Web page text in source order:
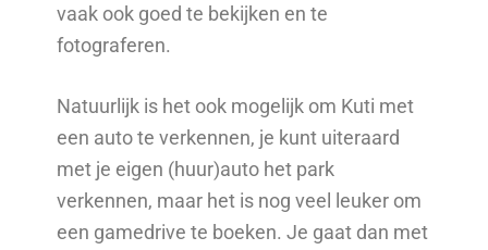
vaak ook goed te bekijken en te
fotograferen.
Natuurlijk is het ook mogelijk om Kuti met
een auto te verkennen, je kunt uiteraard
met je eigen (huur)auto het park
verkennen, maar het is nog veel leuker om
een gamedrive te boeken. Je gaat dan met